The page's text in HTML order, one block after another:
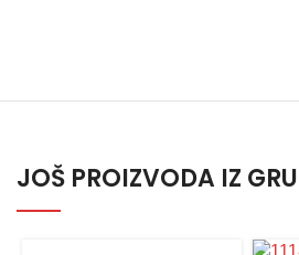
JOŠ PROIZVODA IZ